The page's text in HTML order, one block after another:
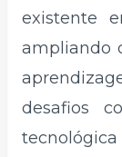
existente
ampliando
desafios